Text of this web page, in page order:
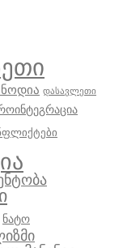
დასავლეთი
ნატო